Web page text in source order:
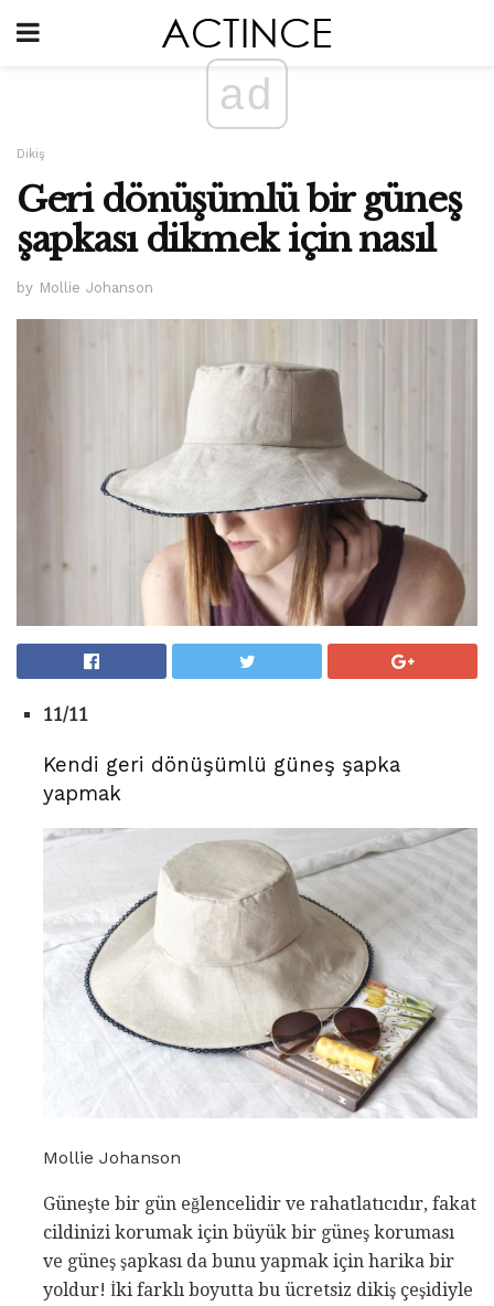
ad
Dikiş
Geri dönüşümlü bir güneş
şapkası dikmek için nasıl
by Mollie Johanson
11/11
Kendi geri dönüşümlü güneş şapka
yapmak
Mollie Johanson
Güneşte bir gün eğlencelidir ve rahatlatıcıdır, fakat
cildinizi korumak için büyük bir güneş koruması
ve güneş şapkası da bunu yapmak için harika bir
yoldur! İki farklı boyutta bu ücretsiz dikiş çeşidiyle